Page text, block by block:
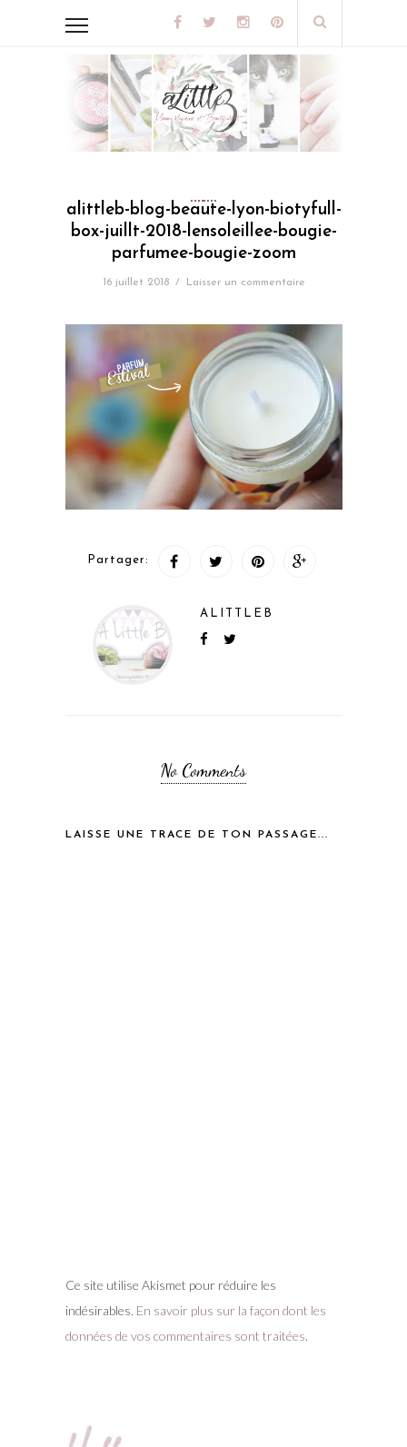
alittleb-blog-beaute-lyon-biotyfull-
box-juillt-2018-lensoleillee-bougie-
parfumee-bougie-zoom
16 juillet 2018 / Laisser un commentaire
Partager:
ALITTLEB
No Comments
LAISSE UNE TRACE DE TON PASSAGE...
Ce site utilise Akismet pour réduire les
indésirables. En savoir plus sur la façon dont les
données de vos commentaires sont traitées.